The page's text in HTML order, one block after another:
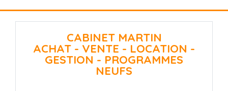
CABINET MARTIN
ACHAT - VENTE - LOCATION -
GESTION - PROGRAMMES
NEUFS